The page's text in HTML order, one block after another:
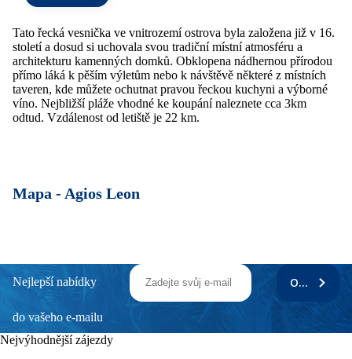
Tato řecká vesnička ve vnitrozemí ostrova byla založena již v 16.
století a dosud si uchovala svou tradiční místní atmosféru a
architekturu kamenných domků. Obklopena nádhernou přírodou
přímo láká k pěším výletům nebo k návštěvě některé z místních
taveren, kde můžete ochutnat pravou řeckou kuchyni a výborné
víno. Nejbližší pláže vhodné ke koupání naleznete cca 3km
odtud. Vzdálenost od letiště je 22 km.
Mapa - Agios Leon
Nejlepší nabídky
do vašeho e-mailu
ODEBÍRAT
Nejvýhodnější zájezdy